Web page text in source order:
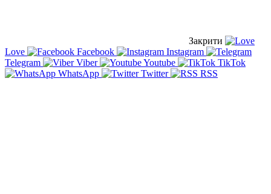
Закрити
Love
Facebook
Instagram
Telegram
Viber Youtube
TikTok
WhatsApp
Twitter RSS